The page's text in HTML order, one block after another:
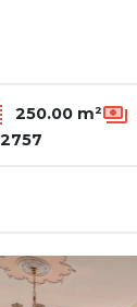
250.00 m²